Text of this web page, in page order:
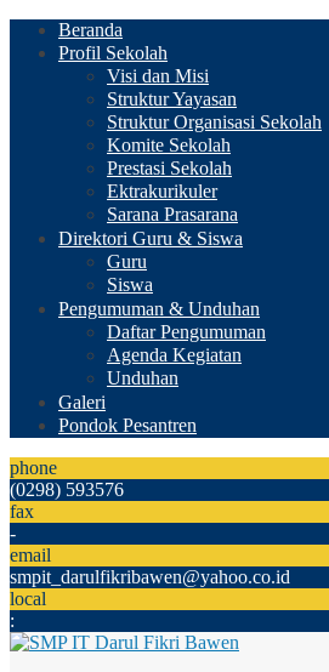
Beranda
Profil Sekolah
Visi dan Misi
Struktur Yayasan
Struktur Organisasi Sekolah
Komite Sekolah
Prestasi Sekolah
Ektrakurikuler
Sarana Prasarana
Direktori Guru & Siswa
Guru
Siswa
Pengumuman & Unduhan
Daftar Pengumuman
Agenda Kegiatan
Unduhan
Galeri
Pondok Pesantren
phone
(0298) 593576
fax
-
email
smpit_darulfikribawen@yahoo.co.id
local
: